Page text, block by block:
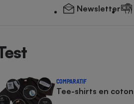
Newsletter
COMPARATIF
Tee-shirts en coton